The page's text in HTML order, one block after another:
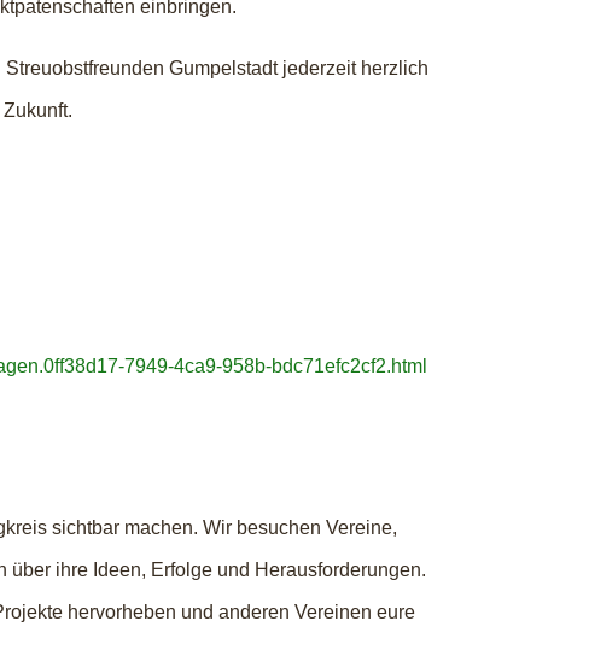
einbringen.
Gumpelstadt jederzeit herzlich
7949-4ca9-958b-bdc71efc2cf2.html
sichtbar machen. Wir besuchen Vereine,
über ihre Ideen, Erfolge und Herausforderungen.
hervorheben und anderen Vereinen eure